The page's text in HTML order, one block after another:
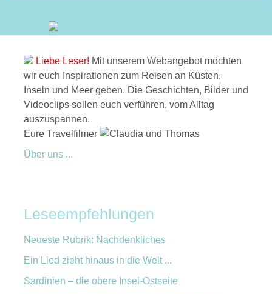
Liebe Leser! Mit unserem Webangebot möchten
wir euch Inspirationen zum Reisen an Küsten,
Inseln und Meer geben. Die Geschichten, Bilder und
Videoclips sollen euch verführen, vom Alltag
auszuspannen.
Eure Travelfilmer
Über uns ...
Leseempfehlungen
Neueste Rubrik: Nachdenkliches
Ein Lied zieht hinaus in die Welt ...
Sardinien – die obere Insel-Ostseite